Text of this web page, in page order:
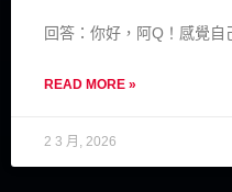
回答：你好，阿Q！感覺
READ MORE »
2 3 月, 2026